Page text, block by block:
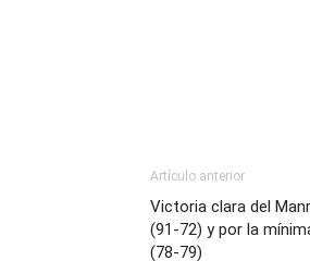
Artículo anterior
Victoria clara del
(91-72) y por la
(78-79)